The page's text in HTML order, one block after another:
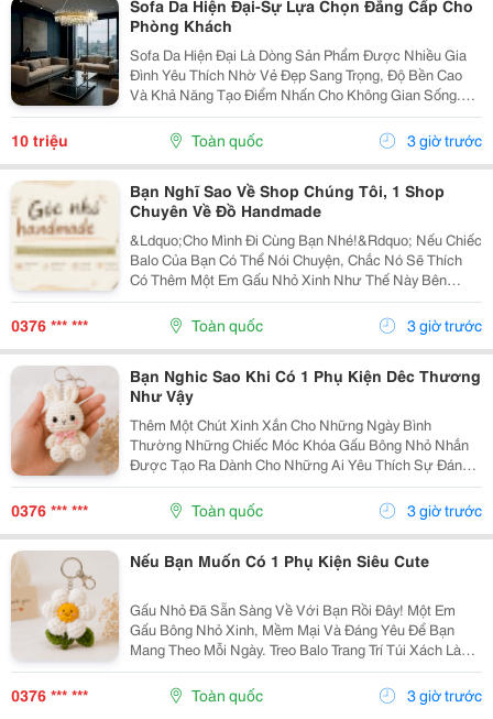
Sofa Da Hiện Đại-Sự Lựa Chọn Đẳng Cấp Cho
Phòng Khách
Sofa Da Hiện Đại Là Dòng Sản Phẩm Được Nhiều Gia
Đình Yêu Thích Nhờ Vẻ Đẹp Sang Trọng, Độ Bền Cao
Và Khả Năng Tạo Điểm Nhấn Cho Không Gian Sống.
Với Thiết Kế Tinh Tế Cùng Chất Liệu Da Cao Cấp, Sofa
Không Chỉ Mang Lại Cảm Giác Thoải Mái Mà Còn Thể...
10 triệu Toàn quốc 3 giờ trước
Bạn Nghĩ Sao Về Shop Chúng Tôi, 1 Shop
Chuyên Về Đồ Handmade
&Ldquo;Cho Mình Đi Cùng Bạn Nhé!&Rdquo; Nếu Chiếc
Balo Của Bạn Có Thể Nói Chuyện, Chắc Nó Sẽ Thích
Có Thêm Một Em Gấu Nhỏ Xinh Như Thế Này Bên
Cạnh. Từ Những Buổi Đi Học, Đi Làm, Đi Cà Phê Hay
Những Chuyến Đi Chơi Cuối Tuần, Em Móc Khóa Gấu
Bông...
0376 *** *** Toàn quốc 3 giờ trước
Bạn Nghic Sao Khi Có 1 Phụ Kiện Dêc Thương
Như Vậy
Thêm Một Chút Xinh Xắn Cho Những Ngày Bình
Thường Những Chiếc Móc Khóa Gấu Bông Nhỏ Nhắn
Được Tạo Ra Dành Cho Những Ai Yêu Thích Sự Đáng
Yêu Và Những Món Đồ Có Dấu Ấn Riêng. Từ Chiếc Balo
Đi Học, Túi Xách Đi Chơi Đến Chùm Chìa Khóa Quen
Thuộc,...
0376 *** *** Toàn quốc 3 giờ trước
Nếu Bạn Muốn Có 1 Phụ Kiện Siêu Cute
Gấu Nhỏ Đã Sẵn Sàng Về Với Bạn Rồi Đây! Một Em
Gấu Bông Nhỏ Xinh, Mềm Mại Và Đáng Yêu Để Bạn
Mang Theo Mỗi Ngày. Treo Balo Trang Trí Túi Xách Làm
Móc Khóa Tặng Người Bạn Yêu Quý
Gocnhohandmade.com Không Cần Quá Nhiều Phụ
Kiện, Chỉ Một Em Gấu...
0376 *** *** Toàn quốc 3 giờ trước